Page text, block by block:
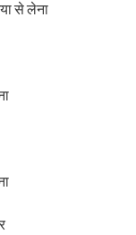
से लेना